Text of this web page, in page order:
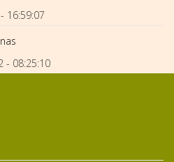
16:59:07
- 08:25:10